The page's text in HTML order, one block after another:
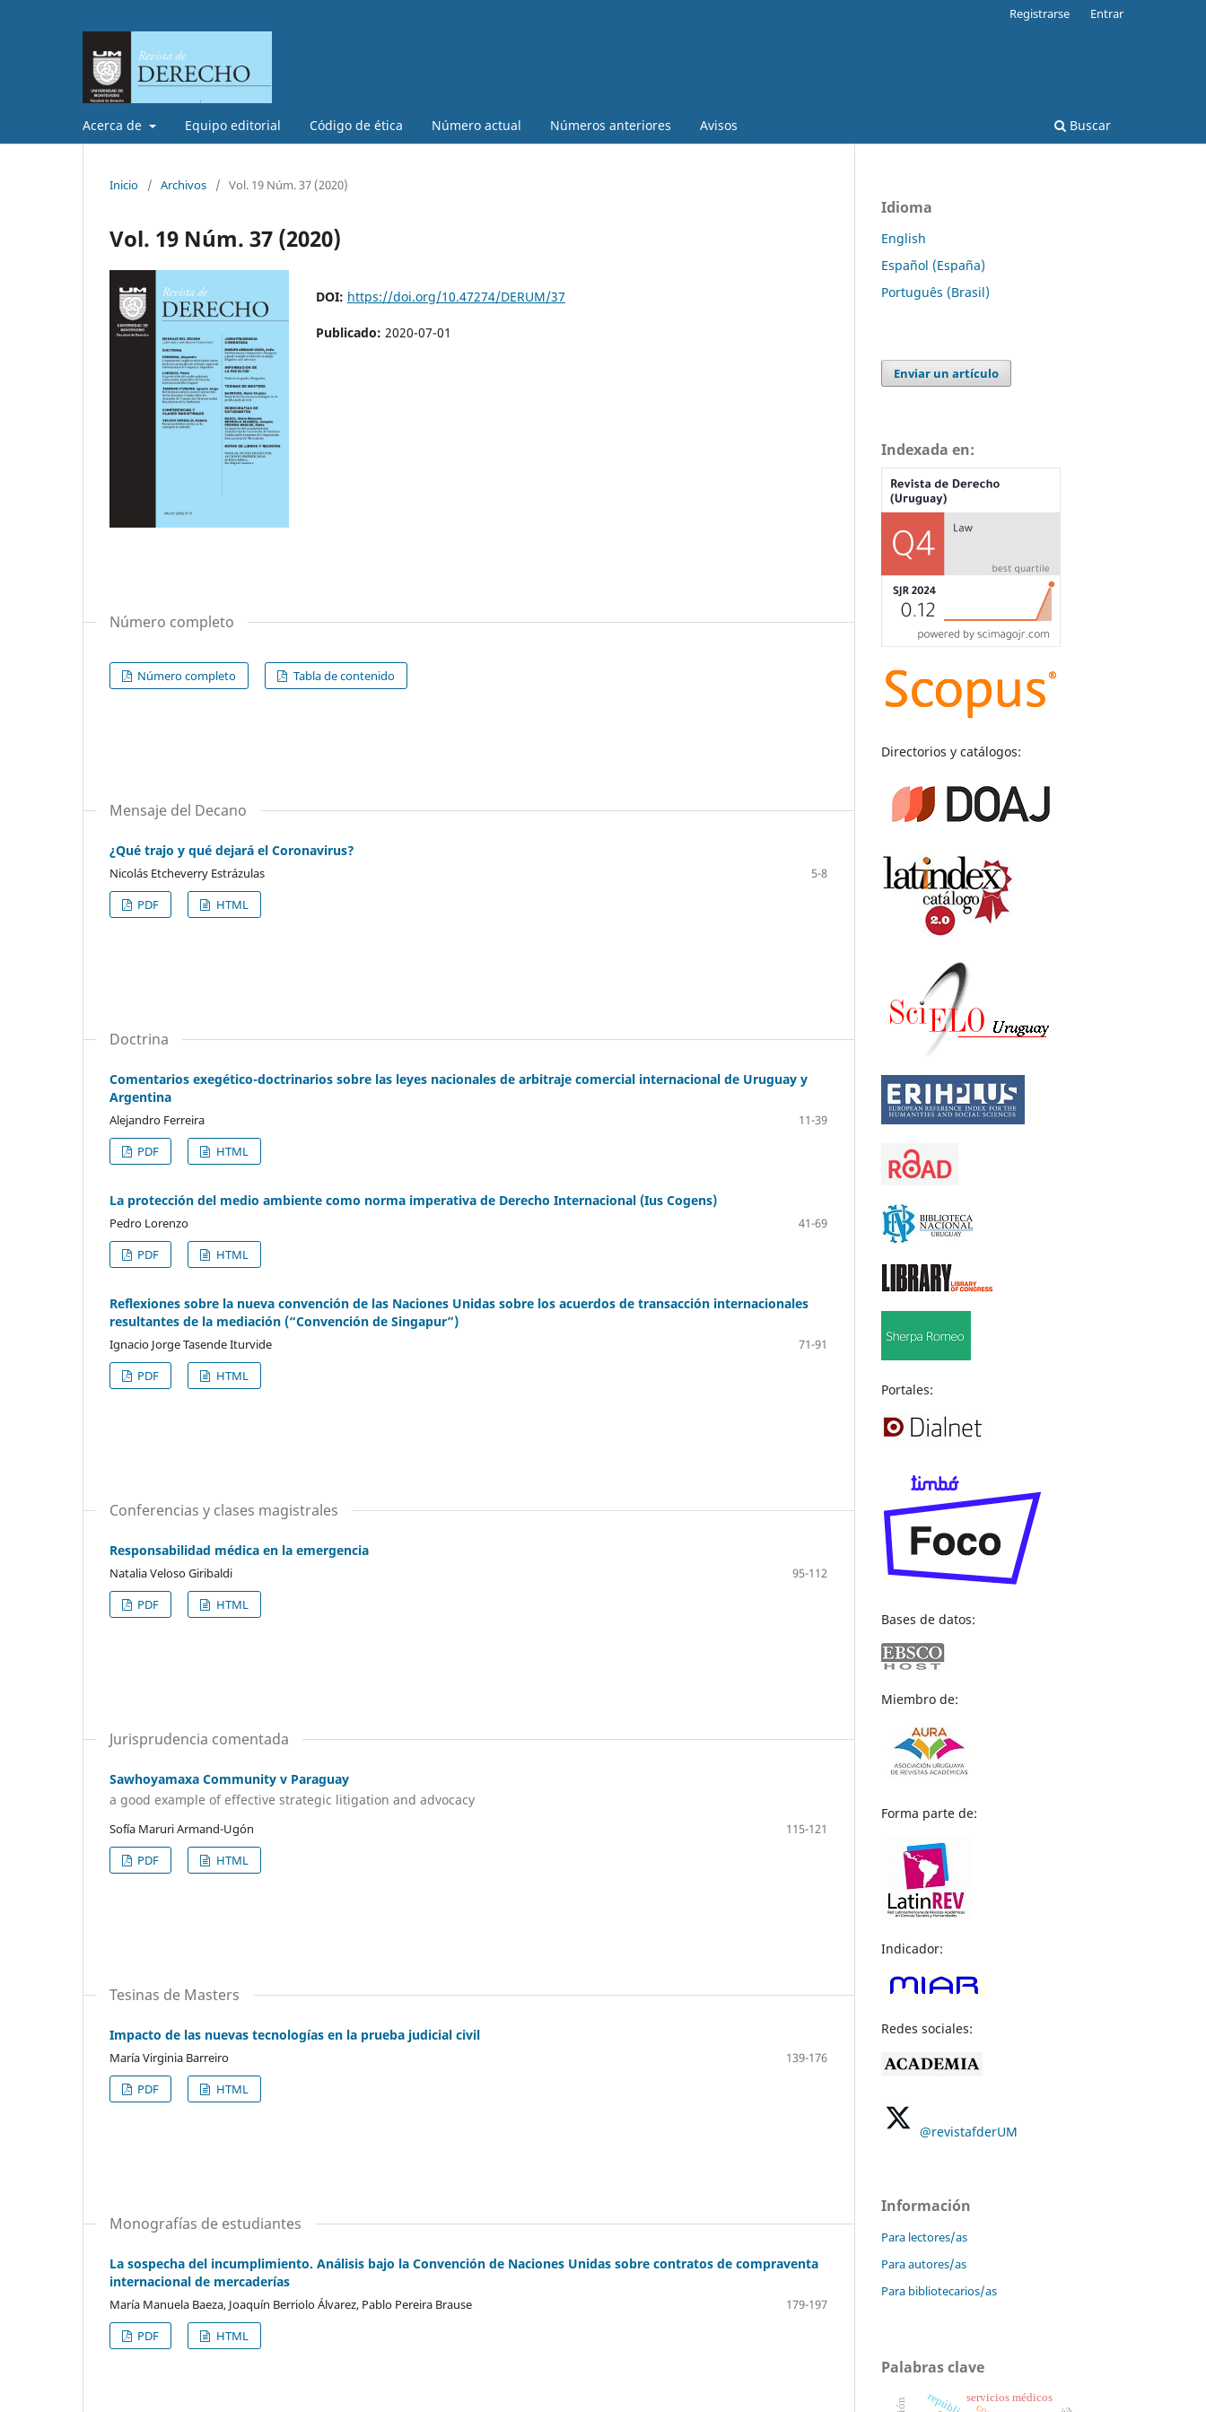
Acerca de Equipo editorial Código de ética Número actual Números anteriores Avisos Buscar
Registrarse Entrar
Inicio / Archivos / Vol. 19 Núm. 37 (2020)
Vol. 19 Núm. 37 (2020)
DOI: https://doi.org/10.47274/DERUM/37
Publicado: 2020-07-01
Número completo
Número completo Tabla de contenido
Mensaje del Decano
¿Qué trajo y qué dejará el Coronavirus?
Nicolás Etcheverry Estrázulas
5-8
PDF
HTML
Doctrina
Comentarios exegético-doctrinarios sobre las leyes nacionales de arbitraje comercial internacional de Uruguay y
Argentina
Alejandro Ferreira
11-39
PDF
HTML
La protección del medio ambiente como norma imperativa de Derecho Internacional (Ius Cogens)
Pedro Lorenzo
41-69
PDF
HTML
Reflexiones sobre la nueva convención de las Naciones Unidas sobre los acuerdos de transacción internacionales
resultantes de la mediación (“Convención de Singapur”)
Ignacio Jorge Tasende Iturvide
71-91
PDF
HTML
Conferencias y clases magistrales
Responsabilidad médica en la emergencia
Natalia Veloso Giribaldi
95-112
PDF
HTML
Jurisprudencia comentada
Sawhoyamaxa Community v Paraguay
a good example of effective strategic litigation and advocacy
Sofía Maruri Armand-Ugón
115-121
PDF
HTML
Tesinas de Masters
Impacto de las nuevas tecnologías en la prueba judicial civil
María Virginia Barreiro
139-176
PDF
HTML
Monografías de estudiantes
La sospecha del incumplimiento. Análisis bajo la Convención de Naciones Unidas sobre contratos de compraventa
internacional de mercaderías
María Manuela Baeza, Joaquín Berriolo Álvarez, Pablo Pereira Brause
179-197
PDF
HTML
Idioma
English
Español (España)
Português (Brasil)
Enviar un artículo
Indexada en:
Directorios y catálogos:
Portales:
Bases de datos:
Miembro de:
Forma parte de:
Indicador:
Redes sociales:
@revistafderUM
Información
Para lectores/as
Para autores/as
Para bibliotecarios/as
Palabras clave
servicios médicos